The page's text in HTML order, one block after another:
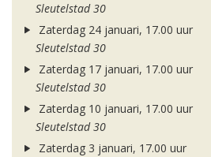
Sleutelstad 30
Zaterdag 24 januari, 17.00 uur
Sleutelstad 30
Zaterdag 17 januari, 17.00 uur
Sleutelstad 30
Zaterdag 10 januari, 17.00 uur
Sleutelstad 30
Zaterdag 3 januari, 17.00 uur